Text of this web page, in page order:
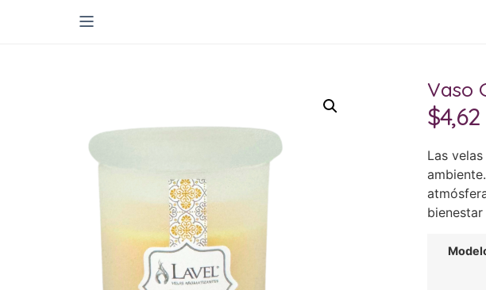
Vaso
$4,62
Las